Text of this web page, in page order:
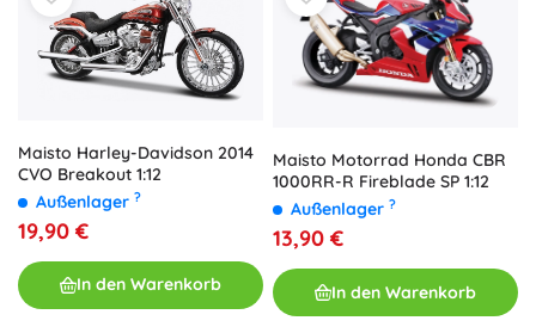
Maisto Harley-Davidson 2014
CVO Breakout 1:12
Außenlager ?
19,90 €
In den Warenkorb
Maisto Motorrad Honda CBR
1000RR-R Fireblade SP 1:12
Außenlager ?
13,90 €
In den Warenkorb